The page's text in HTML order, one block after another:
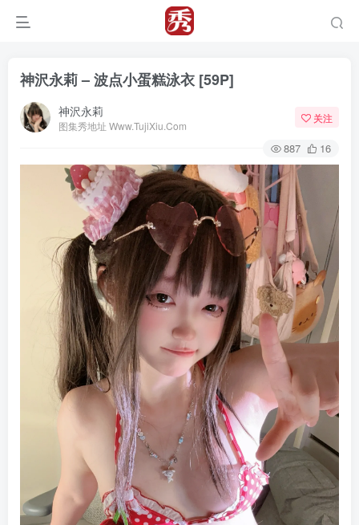
神沢永莉 – 波点小蛋糕泳衣 [59P]
神沢永莉
图集秀地址 Www.TujiXiu.Com
关注
887 16